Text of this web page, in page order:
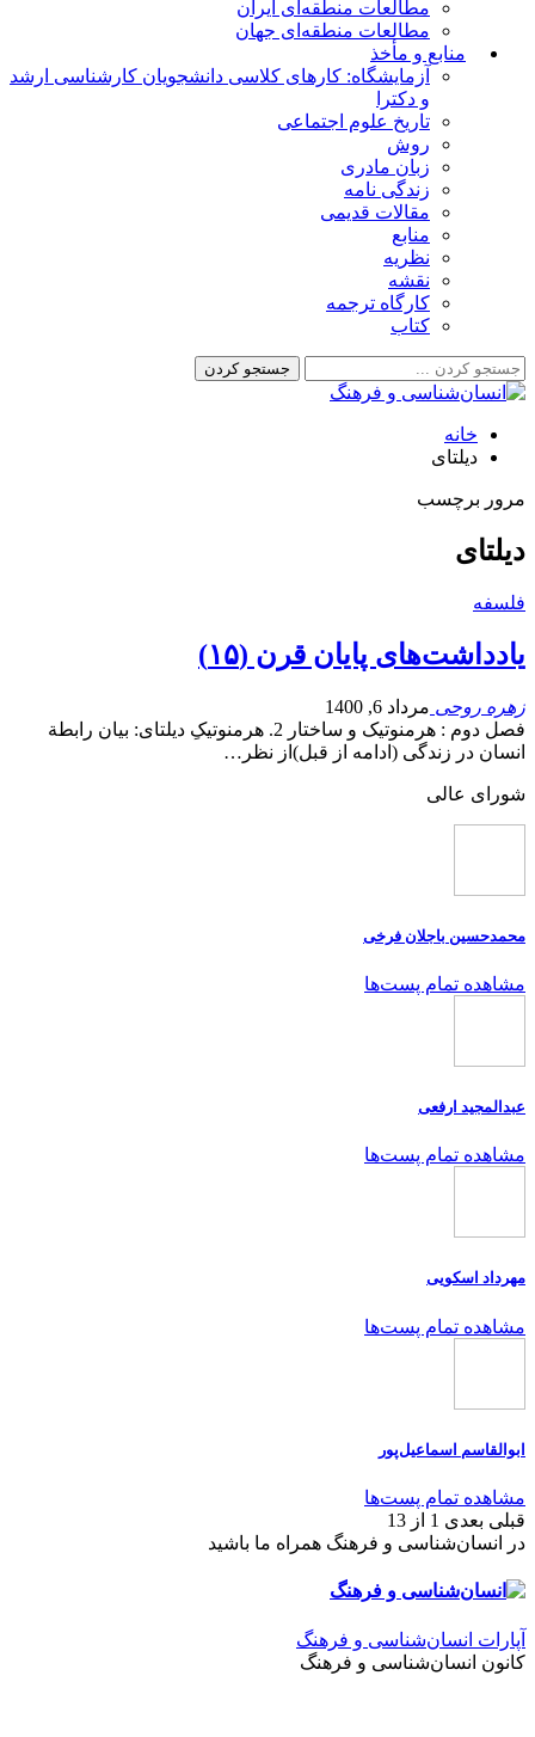
مطالعات منطقه‌ای ایران
مطالعات منطقه‌ای جهان
منابع و مأخذ
آزمایشگاه: کارهای کلاسی دانشجویان کارشناسی ارشد
و دکترا
تاریخ علوم اجتماعی
روش
زبان مادری
زندگی نامه
مقالات قدیمی
منابع
نظریه
نقشه
کارگاه ترجمه
کتاب
خانه
دیلتای
مرور برچسب
دیلتای
فلسفه
یادداشت‌های پایان قرن (۱۵)
زهره روحی مرداد 6, 1400
فصل دوم : هرمنوتیک و ساختار 2. هرمنوتیکِ دیلتای: بیان رابطة
انسان در زندگی (ادامه از قبل)از نظر…
شورای عالی
محمدحسین باجلان فرخی
مشاهده تمام پست‌ها
عبدالمجید ارفعی
مشاهده تمام پست‌ها
مهرداد اسکویی
مشاهده تمام پست‌ها
ابوالقاسم اسماعیل‌پور
مشاهده تمام پست‌ها
قبلی بعدی 1 از 13
در انسان‌شناسی و فرهنگ همراه ما باشید
آپارات انسان‌شناسی و فرهنگ
کانون انسان‌شناسی و فرهنگ